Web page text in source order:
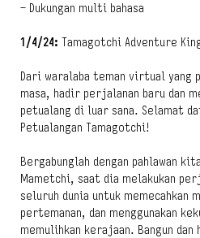
– Dukungan multi bahasa
1/4/24: Tamagotchi Adventure
Dari waralaba teman virtual yang
masa, hadir perjalanan baru dan
petualang di luar sana. Selamat
Petualangan Tamagotchi!
Bergabunglah dengan pahlawan
Mametchi, saat dia melakukan
seluruh dunia untuk memecahkan
pertemanan, dan menggunakan
memulihkan kerajaan. Bangun dan